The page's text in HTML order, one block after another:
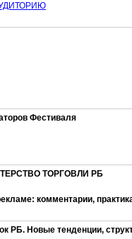
Фестиваля
ТОРГОВЛИ РБ
комментарии,
РБ. Новые тенденции,